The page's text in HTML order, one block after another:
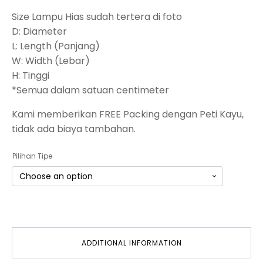
Size Lampu Hias sudah tertera di foto
D: Diameter
L: Length (Panjang)
W: Width (Lebar)
H: Tinggi
*Semua dalam satuan centimeter
Kami memberikan FREE Packing dengan Peti Kayu,
tidak ada biaya tambahan.
Pilihan Tipe
ADDITIONAL INFORMATION